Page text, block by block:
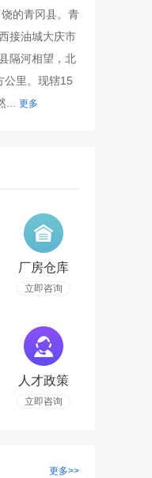
的青冈县。青
接油城大庆市
隔河相望，北
公里。现辖15
... 更多
厂房仓库
立即咨询
人才政策
立即咨询
更多>>